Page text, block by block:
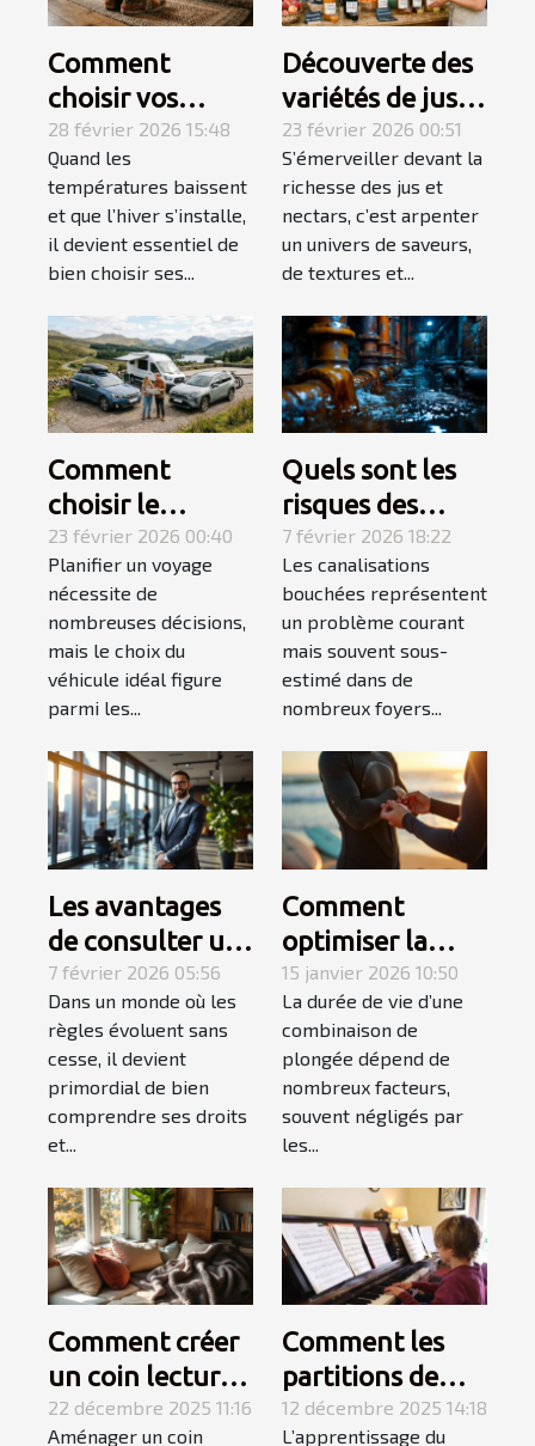
Comment
choisir vos
chaussons pour
un hiver douillet
et chaud ?
28 février 2026 15:48
Quand les
températures baissent
et que l’hiver s’installe,
il devient essentiel de
bien choisir ses...
Découverte des
variétés de jus
et nectars pour
des palais
exigeants
23 février 2026 00:51
S’émerveiller devant la
richesse des jus et
nectars, c’est arpenter
un univers de saveurs,
de textures et...
Comment
choisir le
véhicule idéal
pour votre
prochain voyage
?
23 février 2026 00:40
Planifier un voyage
nécessite de
nombreuses décisions,
mais le choix du
véhicule idéal figure
parmi les...
Quels sont les
risques des
canalisations
bouchées pour
votre maison ?
7 février 2026 18:22
Les canalisations
bouchées représentent
un problème courant
mais souvent sous-
estimé dans de
nombreux foyers...
Les avantages
de consulter un
spécialiste du
droit
7 février 2026 05:56
Dans un monde où les
règles évoluent sans
cesse, il devient
primordial de bien
comprendre ses droits
et...
Comment
optimiser la
durabilité de
votre
combinaison de
plongée ?
15 janvier 2026 10:50
La durée de vie d’une
combinaison de
plongée dépend de
nombreux facteurs,
souvent négligés par
les...
Comment créer
un coin lecture
cosy dans un
22 décembre 2025 11:16
Aménager un coin
Comment les
partitions de
niveau variable
12 décembre 2025 14:18
L’apprentissage du